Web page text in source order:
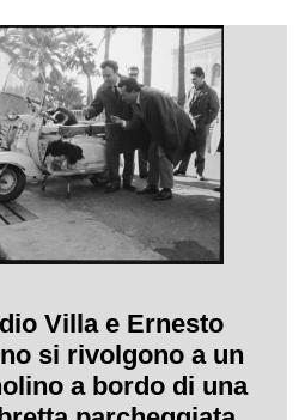
Villa e Ernesto
si rivolgono a un
a bordo di una